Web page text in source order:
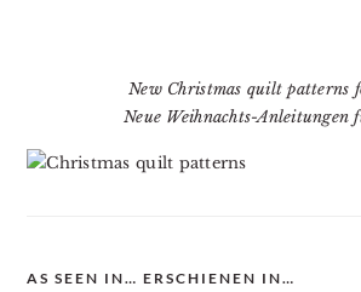
New Christmas quilt patterns
Neue Weihnachts-Anleitungen
AS SEEN IN… ERSCHIENEN IN…